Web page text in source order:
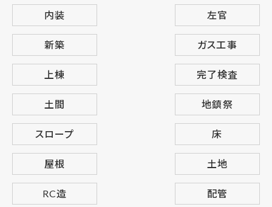
内装 左官
新築 ガス工事
上棟 完了検査
土間 地鎮祭
スロープ 床
屋根 土地
RC造 配管